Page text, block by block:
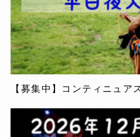
【募集中】コンティニュア